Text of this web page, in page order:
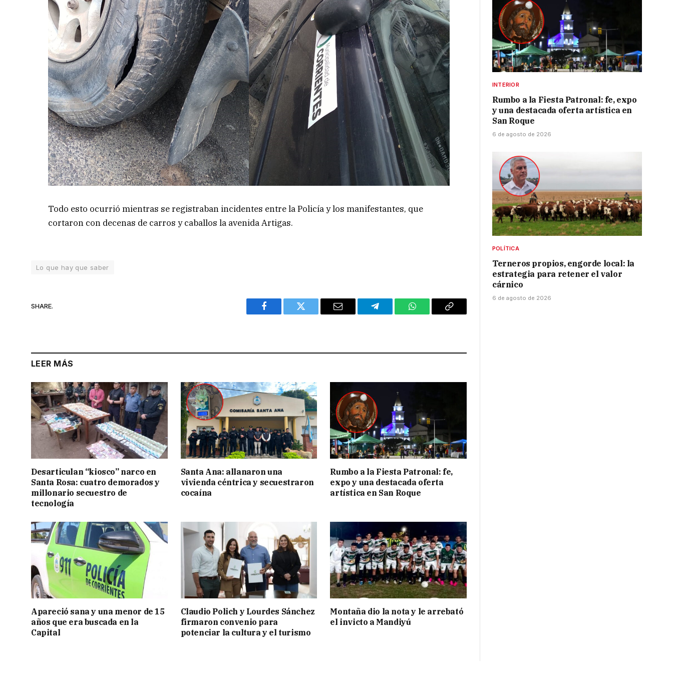
Todo esto ocurrió mientras se registraban incidentes entre la Policía y los manifestantes, que
cortaron con decenas de carros y caballos la avenida Artigas.
Lo que hay que saber
SHARE.
Facebook Twitter Email Telegram WhatsAppCopy
LEER MÁS
Desarticulan “kiosco” narco en
Santa Rosa: cuatro demorados y
millonario secuestro de
tecnología
Santa Ana: allanaron una
vivienda céntrica y secuestraron
cocaína
Rumbo a la Fiesta Patronal: fe,
expo y una destacada oferta
artística en San Roque
Apareció sana y una menor de 15
años que era buscada en la
Capital
Claudio Polich y Lourdes Sánchez
firmaron convenio para
potenciar la cultura y el turismo
Montaña dio la nota y le arrebató
el invicto a Mandiyú
INTERIOR
Rumbo a la Fiesta Patronal: fe, expo
y una destacada oferta artística en
San Roque
6 de agosto de 2026
POLÍTICA
Terneros propios, engorde local: la
estrategia para retener el valor
cárnico
6 de agosto de 2026